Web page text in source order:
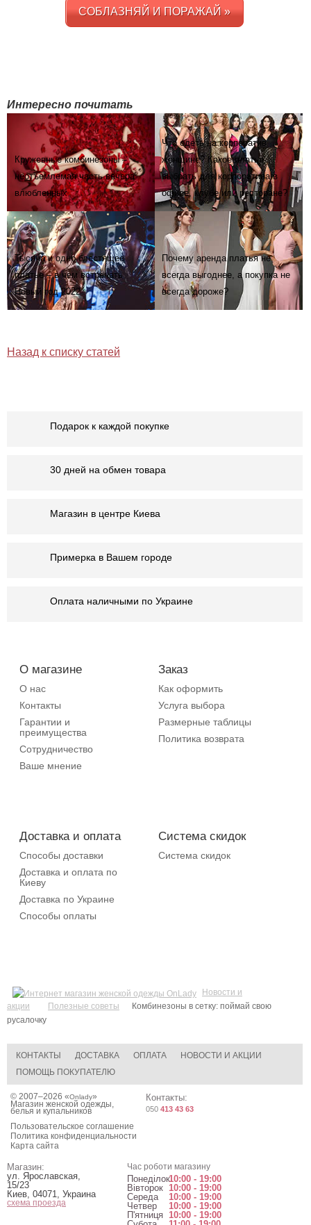
СОБЛАЗНЯЙ И ПОРАЖАЙ »
Интересно почитать
Кружевные комбинезоны –
неотъемлемая часть вечера
влюбленных
Что одеть на корпоратив
женщине? Какое платье
выбрать для корпоратива в
офисе, клубе или ресторане?
Тысяча и одно блестящее
платье – в чем встречать
Новый год 2022
Почему аренда платья не
всегда выгоднее, а покупка не
всегда дороже?
Назад к списку статей
Подарок к каждой покупке
30 дней на обмен товара
Магазин в центре Киева
Примерка в Вашем городе
Оплата наличными по Украине
О магазине
О нас
Контакты
Гарантии и
преимущества
Сотрудничество
Ваше мнение
Заказ
Как оформить
Услуга выбора
Размерные таблицы
Политика возврата
Доставка и оплата
Способы доставки
Доставка и оплата по
Киеву
Доставка по Украине
Способы оплаты
Система скидок
Система скидок
Новости и
акции
Полезные советы
Комбинезоны в сетку: поймай свою
русалочку
КОНТАКТЫ ДОСТАВКА ОПЛАТА
НОВОСТИ И АКЦИИ
ПОМОЩЬ ПОКУПАТЕЛЮ
© 2007–2026 «Onlady»
Магазин женской одежды,
белья и купальников
Пользовательское соглашение
Политика конфиденциальности
Карта сайта
Контакты:
050 413 43 63
Магазин:
ул. Ярославская,
15/23
Киев, 04071, Украина
схема проезда
Час роботи магазину
Понеділок10:00 - 19:00
Вівторок 10:00 - 19:00
Середа
10:00 - 19:00
Четвер
10:00 - 19:00
П'ятниця 10:00 - 19:00